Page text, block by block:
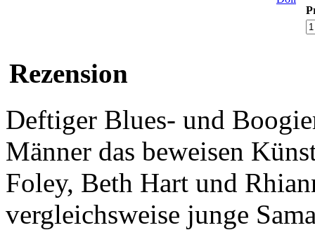
Rezension
Deftiger Blues- und
Männer das beweisen
Foley, Beth Hart und
vergleichsweise junge